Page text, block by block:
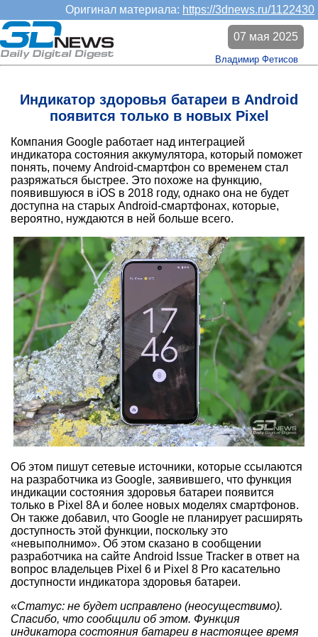
Оригинал материала: https://3dnews.ru/1122430
Индикатор здоровья батареи в Android
появится только в новых Pixel
07 мая 2025
Владимир Фетисов
Компания Google работает над интеграцией
индикатора состояния аккумулятора, который поможет
понять, почему Android-смартфон со временем стал
разряжаться быстрее. Это похоже на функцию,
появившуюся в iOS в 2018 году, однако она не будет
доступна на старых Android-смартфонах, которые,
вероятно, нуждаются в ней больше всего.
Об этом пишут сетевые источники, которые ссылаются
на разработчика из Google, заявившего, что функция
индикации состояния здоровья батареи появится
только в Pixel 8A и более новых моделях смартфонов.
Он также добавил, что Google не планирует расширять
доступность этой функции, поскольку это
«невыполнимо». Об этом сказано в сообщении
разработчика на сайте Android Issue Tracker в ответ на
вопрос владельцев Pixel 6 и Pixel 8 Pro касательно
доступности индикатора здоровья батареи.
«Статус: не будет исправлено (неосуществимо).
Спасибо, что сообщили об этом. Функция
индикатора состояния батареи в настоящее время